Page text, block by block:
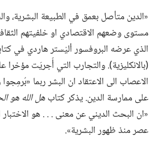
‏«الدين متأصل بعمق في الطبيعة البشرية،‏
مستوى وضعهم الاقتصادي او خلفيتهم
الذي عرضه البروفسور أليْستر هاردي في
‏(‏بالانكليزية)‏.‏ والتجارب التي أُجريَت
الاعصاب الى الاعتقاد ان البشر ربما
على ممارسة الدين.‏ يذكر كتابهل الله هو
«ان البحث الديني عن معنى .‏ .‏ .‏ هو
عصر منذ ظهور البشرية».‏